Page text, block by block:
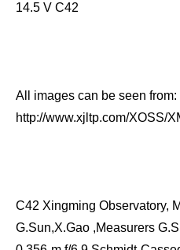
14.5 V C42
All images can be seen from:
http://www.xjltp.com/XOSS/
C42 Xingming Observatory,
G.Sun,X.Gao ,Measurers